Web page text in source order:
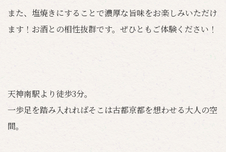
また、塩焼きにすることで濃厚な旨味をお楽しみいただけ
ます！お酒との相性抜群です。ぜひともご体験ください！
天神南駅より徒歩3分。
一歩足を踏み入れればそこは古都京都を想わせる大人の空
間。